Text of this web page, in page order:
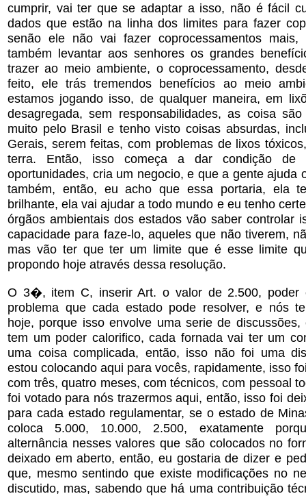
cumprir, vai ter que se adaptar a isso, não é fácil
dados que estão na linha dos limites para fazer
senão ele não vai fazer coprocessamentos
também levantar aos senhores os grandes
trazer ao meio ambiente, o coprocessamento,
feito, ele trás tremendos benefícios ao meio
estamos jogando isso, de qualquer maneira, em
desagregada, sem responsabilidades, as coisa
muito pelo Brasil e tenho visto coisas absurdas,
Gerais, serem feitas, com problemas de lixos
terra. Então, isso começa a dar condição de
oportunidades, cria um negocio, e que a gente ajuda
também, então, eu acho que essa portaria, ela
brilhante, ela vai ajudar a todo mundo e eu tenho
órgãos ambientais dos estados vão saber controlar
capacidade para faze-lo, aqueles que não tiverem,
mas vão ter que ter um limite que é esse limite
propondo hoje através dessa resolução.
O 3�, item C, inserir Art. o valor de 2.500, poder
problema que cada estado pode resolver, e nós
hoje, porque isso envolve uma serie de
tem um poder calorifico, cada fornada vai ter um
uma coisa complicada, então, isso não foi uma
estou colocando aqui para vocês, rapidamente, isso
com três, quatro meses, com técnicos, com pessoal
foi votado para nós trazermos aqui, então, isso foi
para cada estado regulamentar, se o estado de
coloca 5.000, 10.000, 2.500, exatamente
alternância nesses valores que são colocados no
deixado em aberto, então, eu gostaria de dizer e
que, mesmo sentindo que existe modificações no
discutido, mas, sabendo que há uma contribuição